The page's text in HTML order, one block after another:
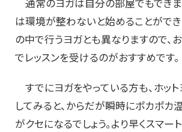
通常のヨガは自分の部屋でもできま
は環境が整わないと始めることができ
の中で行うヨガとも異なりますので、
でレッスンを受けるのがおすすめです。
すでにヨガをやっている方も、ホッ
してみると、からだが瞬時にポカポカ
がクセになるでしょう。より早くスマー